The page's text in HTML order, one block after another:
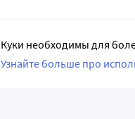
Куки необходимы для
Узнайте больше про